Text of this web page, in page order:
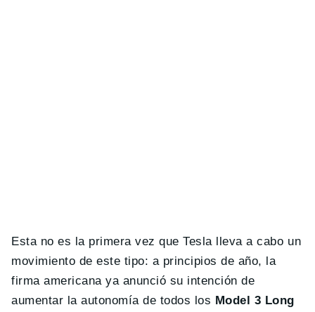
Esta no es la primera vez que Tesla lleva a cabo un
movimiento de este tipo: a principios de año, la
firma americana ya anunció su intención de
aumentar la autonomía de todos los Model 3 Long